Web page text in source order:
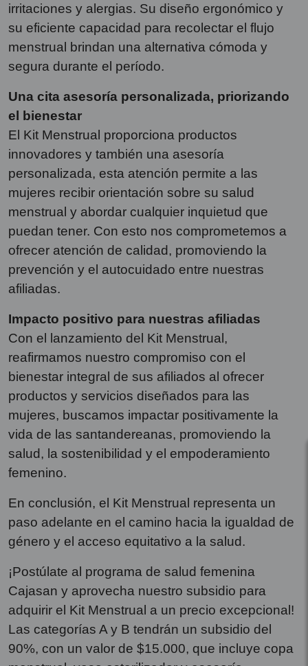
irritaciones y alergias. Su diseño ergonómico y
su eficiente capacidad para recolectar el flujo
menstrual brindan una alternativa cómoda y
segura durante el período.
Una cita asesoría personalizada, priorizando
el bienestar
El Kit Menstrual proporciona productos
innovadores y también una asesoría
personalizada, esta atención permite a las
mujeres recibir orientación sobre su salud
menstrual y abordar cualquier inquietud que
puedan tener. Con esto nos comprometemos a
ofrecer atención de calidad, promoviendo la
prevención y el autocuidado entre nuestras
afiliadas.
Impacto positivo para nuestras afiliadas
Con el lanzamiento del Kit Menstrual,
reafirmamos nuestro compromiso con el
bienestar integral de sus afiliados al ofrecer
productos y servicios diseñados para las
mujeres, buscamos impactar positivamente la
vida de las santandereanas, promoviendo la
salud, la sostenibilidad y el empoderamiento
femenino.
En conclusión, el Kit Menstrual representa un
paso adelante en el camino hacia la igualdad de
género y el acceso equitativo a la salud.
¡Postúlate al programa de salud femenina
Cajasan y aprovecha nuestro subsidio para
adquirir el Kit Menstrual a un precio excepcional!
Las categorías A y B tendrán un subsidio del
90%, con un valor de $15.000, que incluye copa